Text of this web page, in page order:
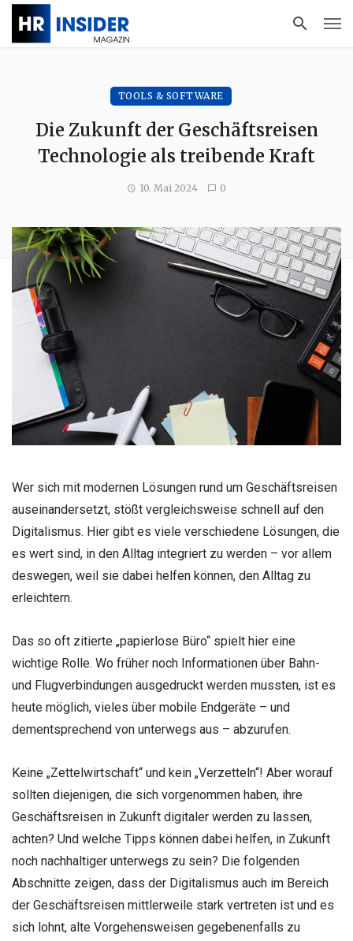
TOOLS & SOFTWARE
Die Zukunft der Geschäftsreisen
Technologie als treibende Kraft
10. Mai 2024 0
Wer sich mit modernen Lösungen rund um Geschäftsreisen
auseinandersetzt, stößt vergleichsweise schnell auf den
Digitalismus. Hier gibt es viele verschiedene Lösungen, die
es wert sind, in den Alltag integriert zu werden – vor allem
deswegen, weil sie dabei helfen können, den Alltag zu
erleichtern.
Das so oft zitierte „papierlose Büro“ spielt hier eine
wichtige Rolle. Wo früher noch Informationen über Bahn-
und Flugverbindungen ausgedruckt werden mussten, ist es
heute möglich, vieles über mobile Endgeräte – und
dementsprechend von unterwegs aus – abzurufen.
Keine „Zettelwirtschaft“ und kein „Verzetteln“! Aber worauf
sollten diejenigen, die sich vorgenommen haben, ihre
Geschäftsreisen in Zukunft digitaler werden zu lassen,
achten? Und welche Tipps können dabei helfen, in Zukunft
noch nachhaltiger unterwegs zu sein? Die folgenden
Abschnitte zeigen, dass der Digitalismus auch im Bereich
der Geschäftsreisen mittlerweile stark vertreten ist und es
sich lohnt, alte Vorgehensweisen gegebenenfalls zu